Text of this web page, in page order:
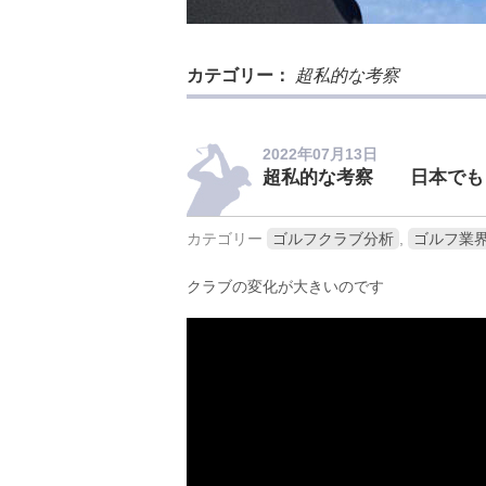
カテゴリー： 超私的な考察
2022年07月13日
超私的な考察 日本でも
カテゴリー ゴルフクラブ分析 ゴルフ業
クラブの変化が大きいのです